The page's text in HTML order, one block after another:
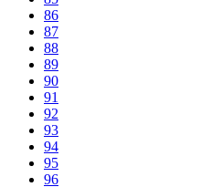
86
87
88
89
90
91
92
93
94
95
96